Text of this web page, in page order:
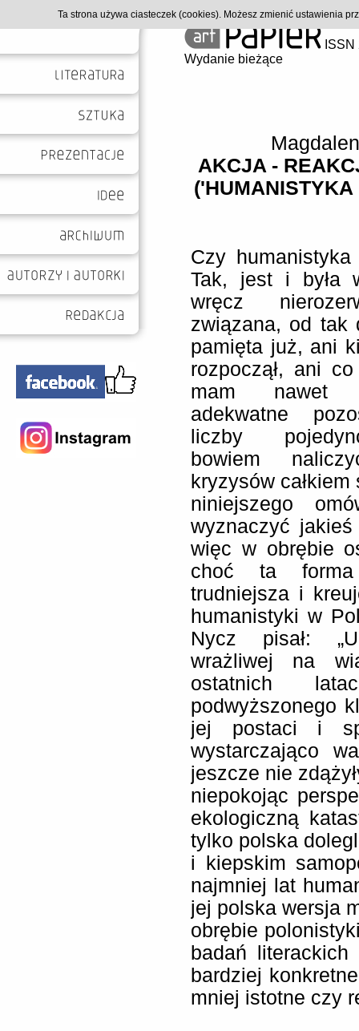
Wydanie bieżące
AKCJA -
Czy humanistyka
Tak, jest i była
wręcz
związana, od tak
pamięta już, ani
rozpoczął, ani
mam nawet
adekwatne
liczby
bowiem
kryzysów
niniejszego
wyznaczyć
więc w obrębie
choć ta forma
trudniejsza i
humanistyki w
Nycz pisał:
wrażliwej na
ostatnich
podwyższonego
jej postaci i
wystarczająco
jeszcze nie
niepokojąc
ekologiczną
tylko polska
i kiepskim
najmniej lat
jej polska wersja
obrębie
badań
bardziej
mniej istotne czy
Ta strona używa ciasteczek (cookies). Możesz zmienić ustawienia